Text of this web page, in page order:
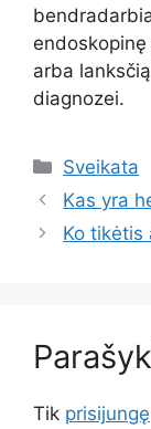
arba
diagnozei.
Kategorijos
Sveikata
Kas yra
Ko tikėtis
Tik prisijungę